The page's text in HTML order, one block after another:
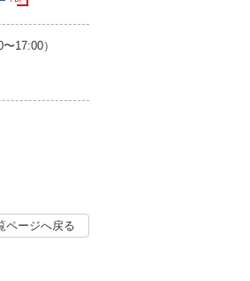
17:00）
ページへ戻る